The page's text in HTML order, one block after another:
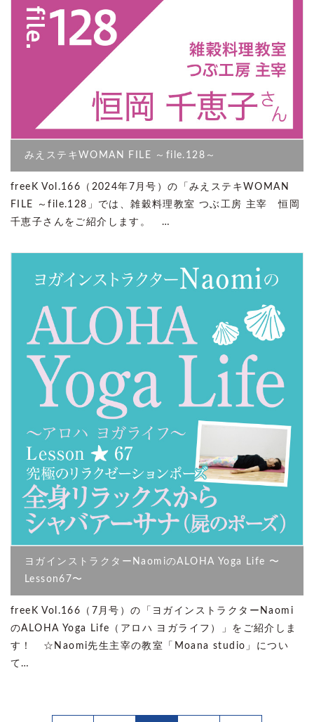
みえステキWOMAN FILE ～file.128～
freeK Vol.166（2024年7月号）の「みえステキWOMAN
FILE ～file.128」では、雑穀料理教室 つぶ工房 主宰 恒岡
千恵子さんをご紹介します。 …
ヨガインストラクターNaomiのALOHA Yoga Life 〜
Lesson67〜
freeK Vol.166（7月号）の「ヨガインストラクターNaomi
のALOHA Yoga Life（アロハ ヨガライフ）」をご紹介しま
す！ ☆Naomi先生主宰の教室「Moana studio」につい
て…